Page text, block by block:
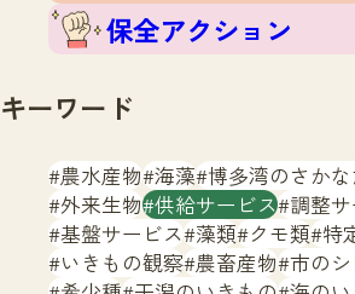
生物多様性ふくおかウェブセン
サイトマップ
保全アクション
キーワード
農水産物 海藻 博多湾のさか
外来生物 供給サービス 調整
基盤サービス 藻類 クモ類 特
いきもの観察 農畜産物 市の